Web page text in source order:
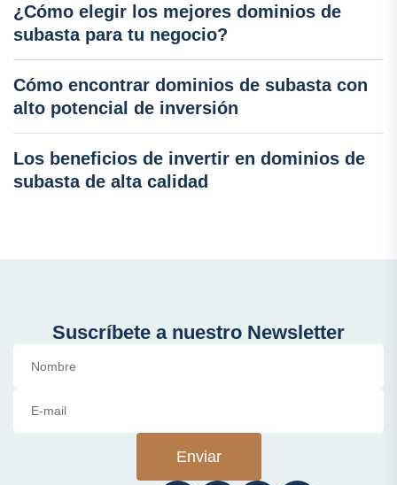
¿Cómo elegir los mejores dominios de
subasta para tu negocio?
Cómo encontrar dominios de subasta con
alto potencial de inversión
Los beneficios de invertir en dominios de
subasta de alta calidad
Suscríbete a nuestro Newsletter
Enviar